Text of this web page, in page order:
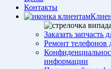
Контакты
Заказать запчасть
Ремонт телефонов
информации